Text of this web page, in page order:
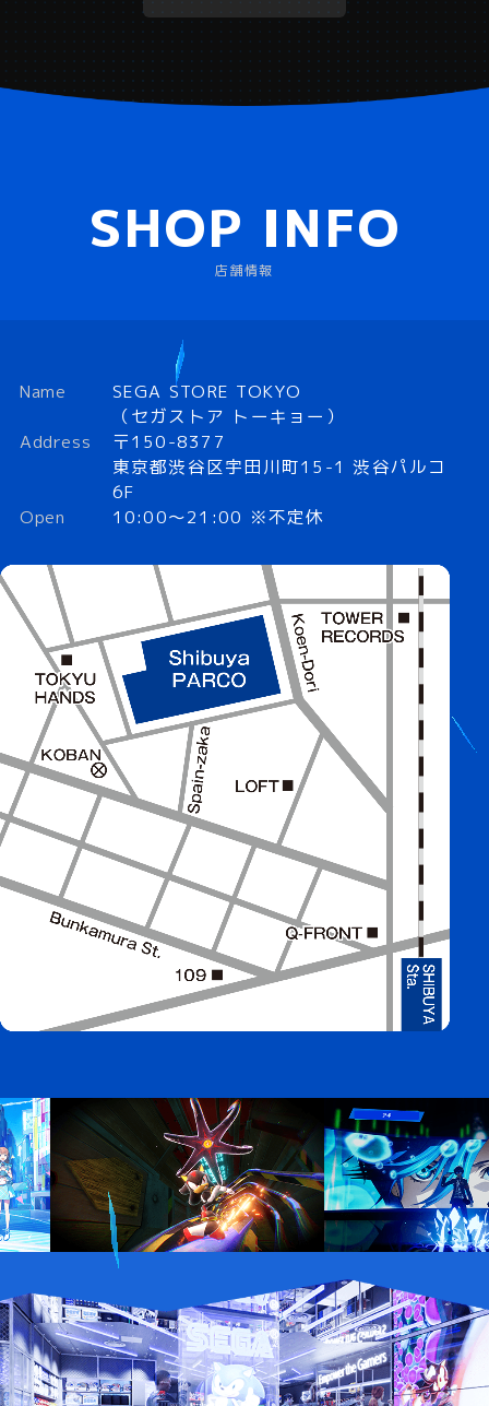
SHOP INFO
店舗情報
Name
SEGA STORE TOKYO
（セガストア トーキョー）
Address
〒150-8377
東京都渋谷区宇田川町15-1 渋谷パルコ
6F
Open
10:00～21:00 ※不定休